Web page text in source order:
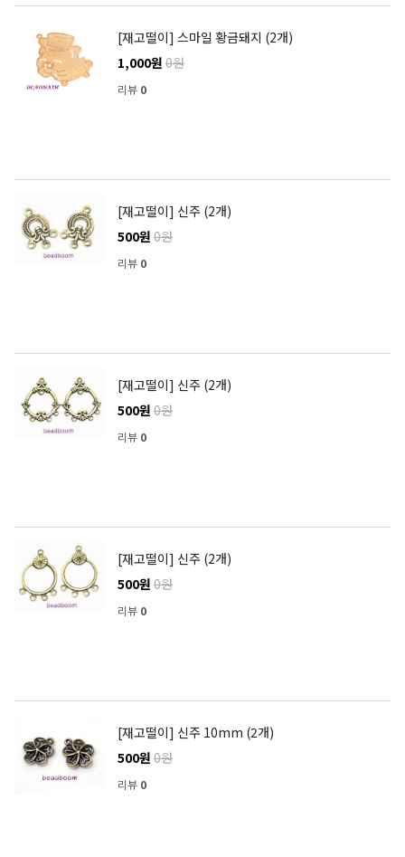
[재고떨이] 스마일 황금돼지 (2개)
1,000원 0원
리뷰 0
[재고떨이] 신주 (2개)
500원 0원
리뷰 0
[재고떨이] 신주 (2개)
500원 0원
리뷰 0
[재고떨이] 신주 (2개)
500원 0원
리뷰 0
[재고떨이] 신주 10mm (2개)
500원 0원
리뷰 0